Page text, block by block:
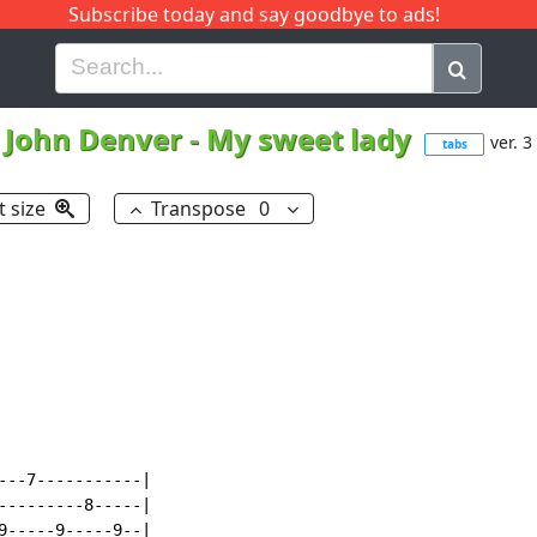
Subscribe today and say goodbye to ads!
H I J Q
John Denver- My sweet lady tabs ver. 3
size Transpose 0
7-----------|
8-----|
9-----9--|